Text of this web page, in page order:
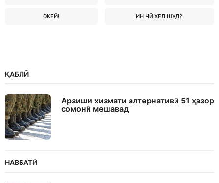
ОКЕЙ! ИН ЧӢ ХЕЛ ШУД?
ҚАБЛӢ
Арзиши хизмати алтернативӣ 51 ҳазор
сомонӣ мешавад
НАВБАТӢ